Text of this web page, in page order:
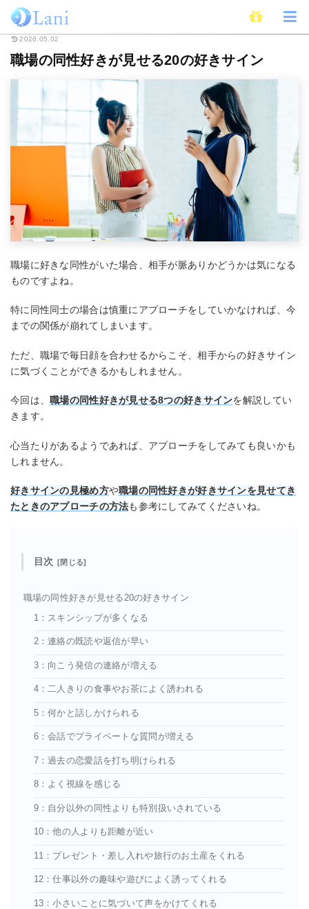
ホーム 恋愛 職場の同性好きが見せる20の好きサイン
2026.05.02
職場の同性好きが見せる20の好きサイン
職場に好きな同性がいた場合、相手が脈ありかどうかは気になる
ものですよね。
特に同性同士の場合は慎重にアプローチをしていかなければ、今
までの関係が崩れてしまいます。
ただ、職場で毎日顔を合わせるからこそ、相手からの好きサイン
に気づくことができるかもしれません。
今回は、職場の同性好きが見せる8つの好きサインを解説してい
きます。
心当たりがあるようであれば、アプローチをしてみても良いかも
しれません。
好きサインの見極め方や職場の同性好きが好きサインを見せてき
たときのアプローチの方法も参考にしてみてくださいね。
目次
職場の同性好きが見せる20の好きサイン
1：スキンシップが多くなる
2：連絡の既読や返信が早い
3：向こう発信の連絡が増える
4：二人きりの食事やお茶によく誘われる
5：何かと話しかけられる
6：会話でプライベートな質問が増える
7：過去の恋愛話を打ち明けられる
8：よく視線を感じる
9：自分以外の同性よりも特別扱いされている
10：他の人よりも距離が近い
11：プレゼント・差し入れや旅行のお土産をくれる
12：仕事以外の趣味や遊びによく誘ってくれる
13：小さいことに気づいて声をかけてくれる